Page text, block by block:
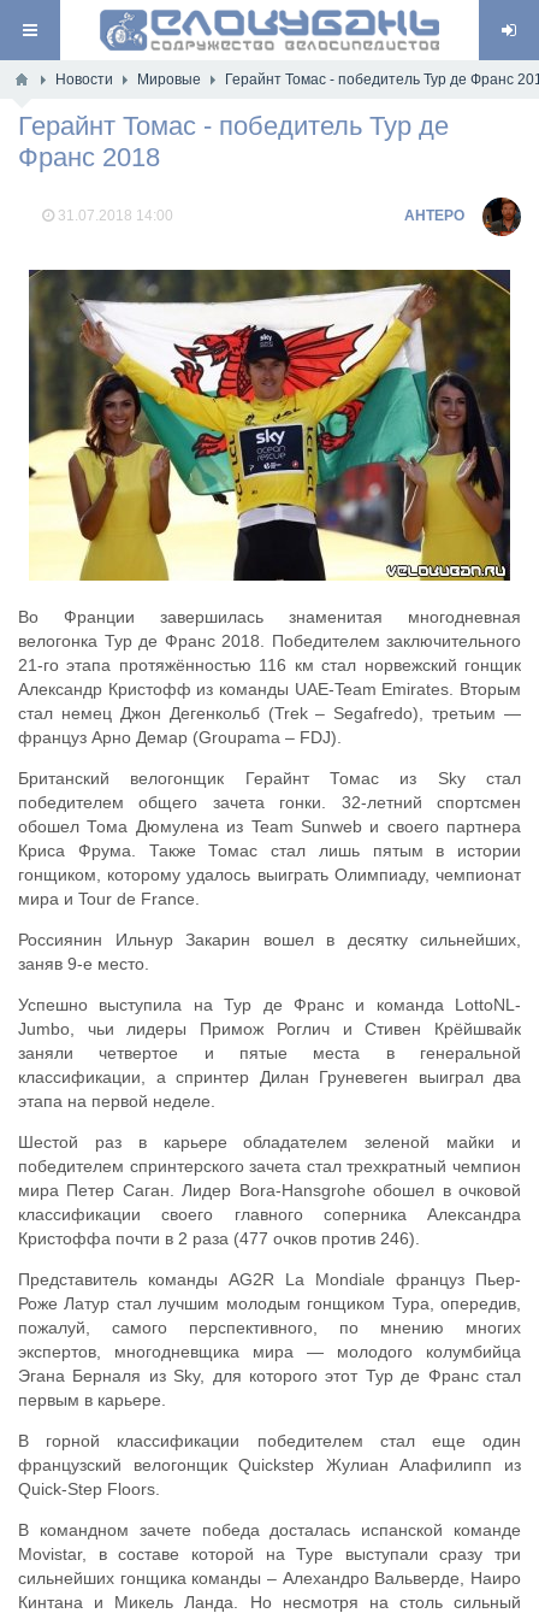
Новости Мировые Герайнт Томас - победитель Тур де Франс
Герайнт Томас - победитель Тур де
Франс 2018
31.07.2018 14:00 AHTEPO
Во Франции завершилась знаменитая многодневная
велогонка Тур де Франс 2018. Победителем заключительного
21-го этапа протяжённостью 116 км стал норвежский гонщик
Александр Кристофф из команды UAE-Team Emirates. Вторым
стал немец Джон Дегенкольб (Trek – Segafredo), третьим —
француз Арно Демар (Groupama – FDJ).
Британский велогонщик Герайнт Томас из Sky стал
победителем общего зачета гонки. 32-летний спортсмен
обошел Тома Дюмулена из Team Sunweb и своего партнера
Криса Фрума. Также Томас стал лишь пятым в истории
гонщиком, которому удалось выиграть Олимпиаду, чемпионат
мира и Tour de France.
Россиянин Ильнур Закарин вошел в десятку сильнейших,
заняв 9-е место.
Успешно выступила на Тур де Франс и команда LottoNL-
Jumbo, чьи лидеры Примож Роглич и Стивен Крёйшвайк
заняли четвертое и пятые места в генеральной
классификации, а спринтер Дилан Груневеген выиграл два
этапа на первой неделе.
Шестой раз в карьере обладателем зеленой майки и
победителем спринтерского зачета стал трехкратный чемпион
мира Петер Саган. Лидер Bora-Hansgrohe обошел в очковой
классификации своего главного соперника Александра
Кристоффа почти в 2 раза (477 очков против 246).
Представитель команды AG2R La Mondiale француз Пьер-
Роже Латур стал лучшим молодым гонщиком Тура, опередив,
пожалуй, самого перспективного, по мнению многих
экспертов, многодневщика мира — молодого колумбийца
Эгана Берналя из Sky, для которого этот Тур де Франс стал
первым в карьере.
В горной классификации победителем стал еще один
французский велогонщик Quickstep Жулиан Алафилипп из
Quick-Step Floors.
В командном зачете победа досталась испанской команде
Movistar, в составе которой на Туре выступали сразу три
сильнейших гонщика команды – Алехандро Вальверде, Наиро
Кинтана и Микель Ланда. Но несмотря на столь сильный